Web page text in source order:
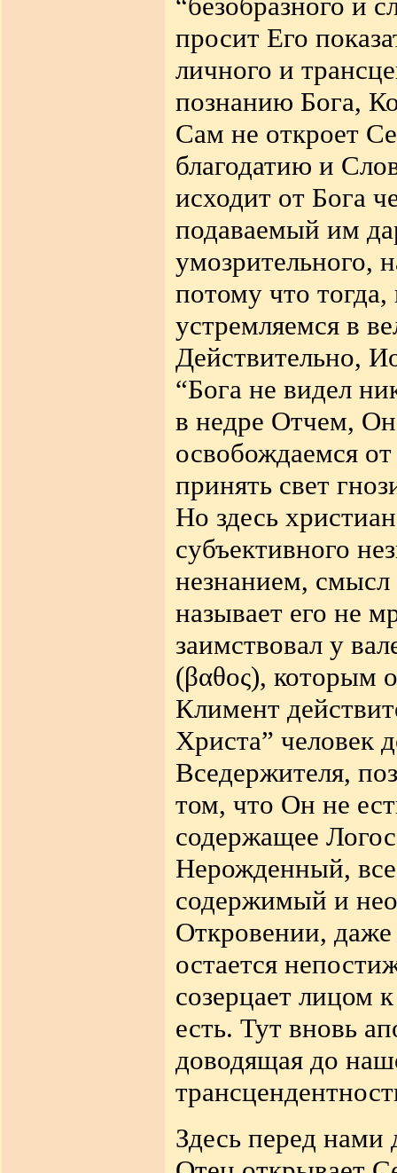
просит Его
личного и
познанию Бога,
Сам не откроет
благодатию и
исходит от Бога
подаваемый им
умозрительного,
потому что
устремляемся в
Действительно,
“Бога не видел
в недре Отчем,
освобождаемся
принять свет
Но здесь
субъективного
незнанием, смысл
называет его не
заимствовал у
(βαθος), которым
Климент
Христа” человек
Вседержителя,
том, что Он не
содержащее
Нерожденный,
содержимый и
Откровении, даже
остается
созерцает лицом
есть. Тут вновь
доводящая до
Здесь перед